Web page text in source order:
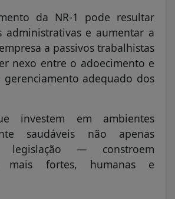
da NR-1 pode resultar
administrativas e aumentar a
a passivos trabalhistas
nexo entre o adoecimento e
gerenciamento adequado dos
investem em ambientes
saudáveis não apenas
legislação — constroem
mais fortes, humanas e